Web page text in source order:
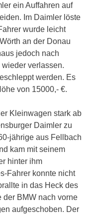
ein Auffahren auf
Im Daimler löste
wurde leicht
an der Donau
jedoch nach
verlassen.
werden. Es
von 15000,- €.
Kleinwagen stark ab
Daimler zu
jährige aus Fellbach
kam mit seinem
hinter ihm
Fahrer konnte nicht
in das Heck des
der BMW nach vorne
aufgeschoben. Der